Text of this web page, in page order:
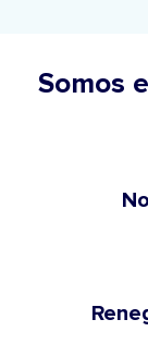
Somos